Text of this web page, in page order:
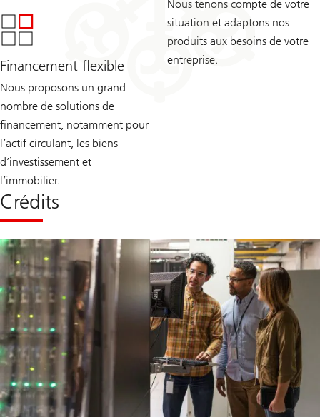
Nous tenons compte de votre
situation et adaptons nos
produits aux besoins de votre
entreprise.
Financement flexible
Nous proposons un grand
nombre de solutions de
financement, notamment pour
l’actif circulant, les biens
d’investissement et
l’immobilier.
Crédits